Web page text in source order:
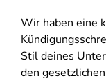
Wir haben eine
Stil deines
den